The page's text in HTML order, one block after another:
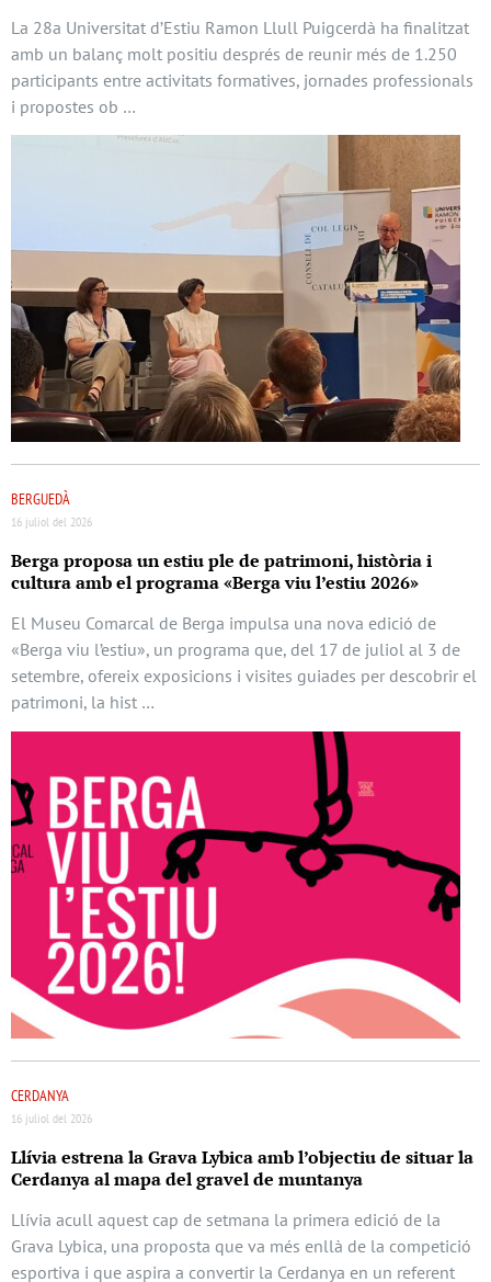
La 28a Universitat d’Estiu Ramon Llull Puigcerdà ha finalitzat
amb un balanç molt positiu després de reunir més de 1.250
participants entre activitats formatives, jornades professionals
i propostes ob …
BERGUEDÀ
16 juliol del 2026
Berga proposa un estiu ple de patrimoni, història i
cultura amb el programa «Berga viu l’estiu 2026»
El Museu Comarcal de Berga impulsa una nova edició de
«Berga viu l’estiu», un programa que, del 17 de juliol al 3 de
setembre, ofereix exposicions i visites guiades per descobrir el
patrimoni, la hist …
CERDANYA
16 juliol del 2026
Llívia estrena la Grava Lybica amb l’objectiu de situar la
Cerdanya al mapa del gravel de muntanya
Llívia acull aquest cap de setmana la primera edició de la
Grava Lybica, una proposta que va més enllà de la competició
esportiva i que aspira a convertir la Cerdanya en un referent